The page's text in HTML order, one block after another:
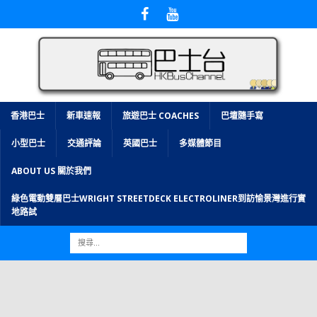
香港巴士 新車速報 旅遊巴士 COACHES 巴壇隨手寫
小型巴士 交通評論 英國巴士 多媒體節目
ABOUT US 關於我們
綠色電動雙層巴士WRIGHT STREETDECK ELECTROLINER到訪愉景灣進行實
地路試